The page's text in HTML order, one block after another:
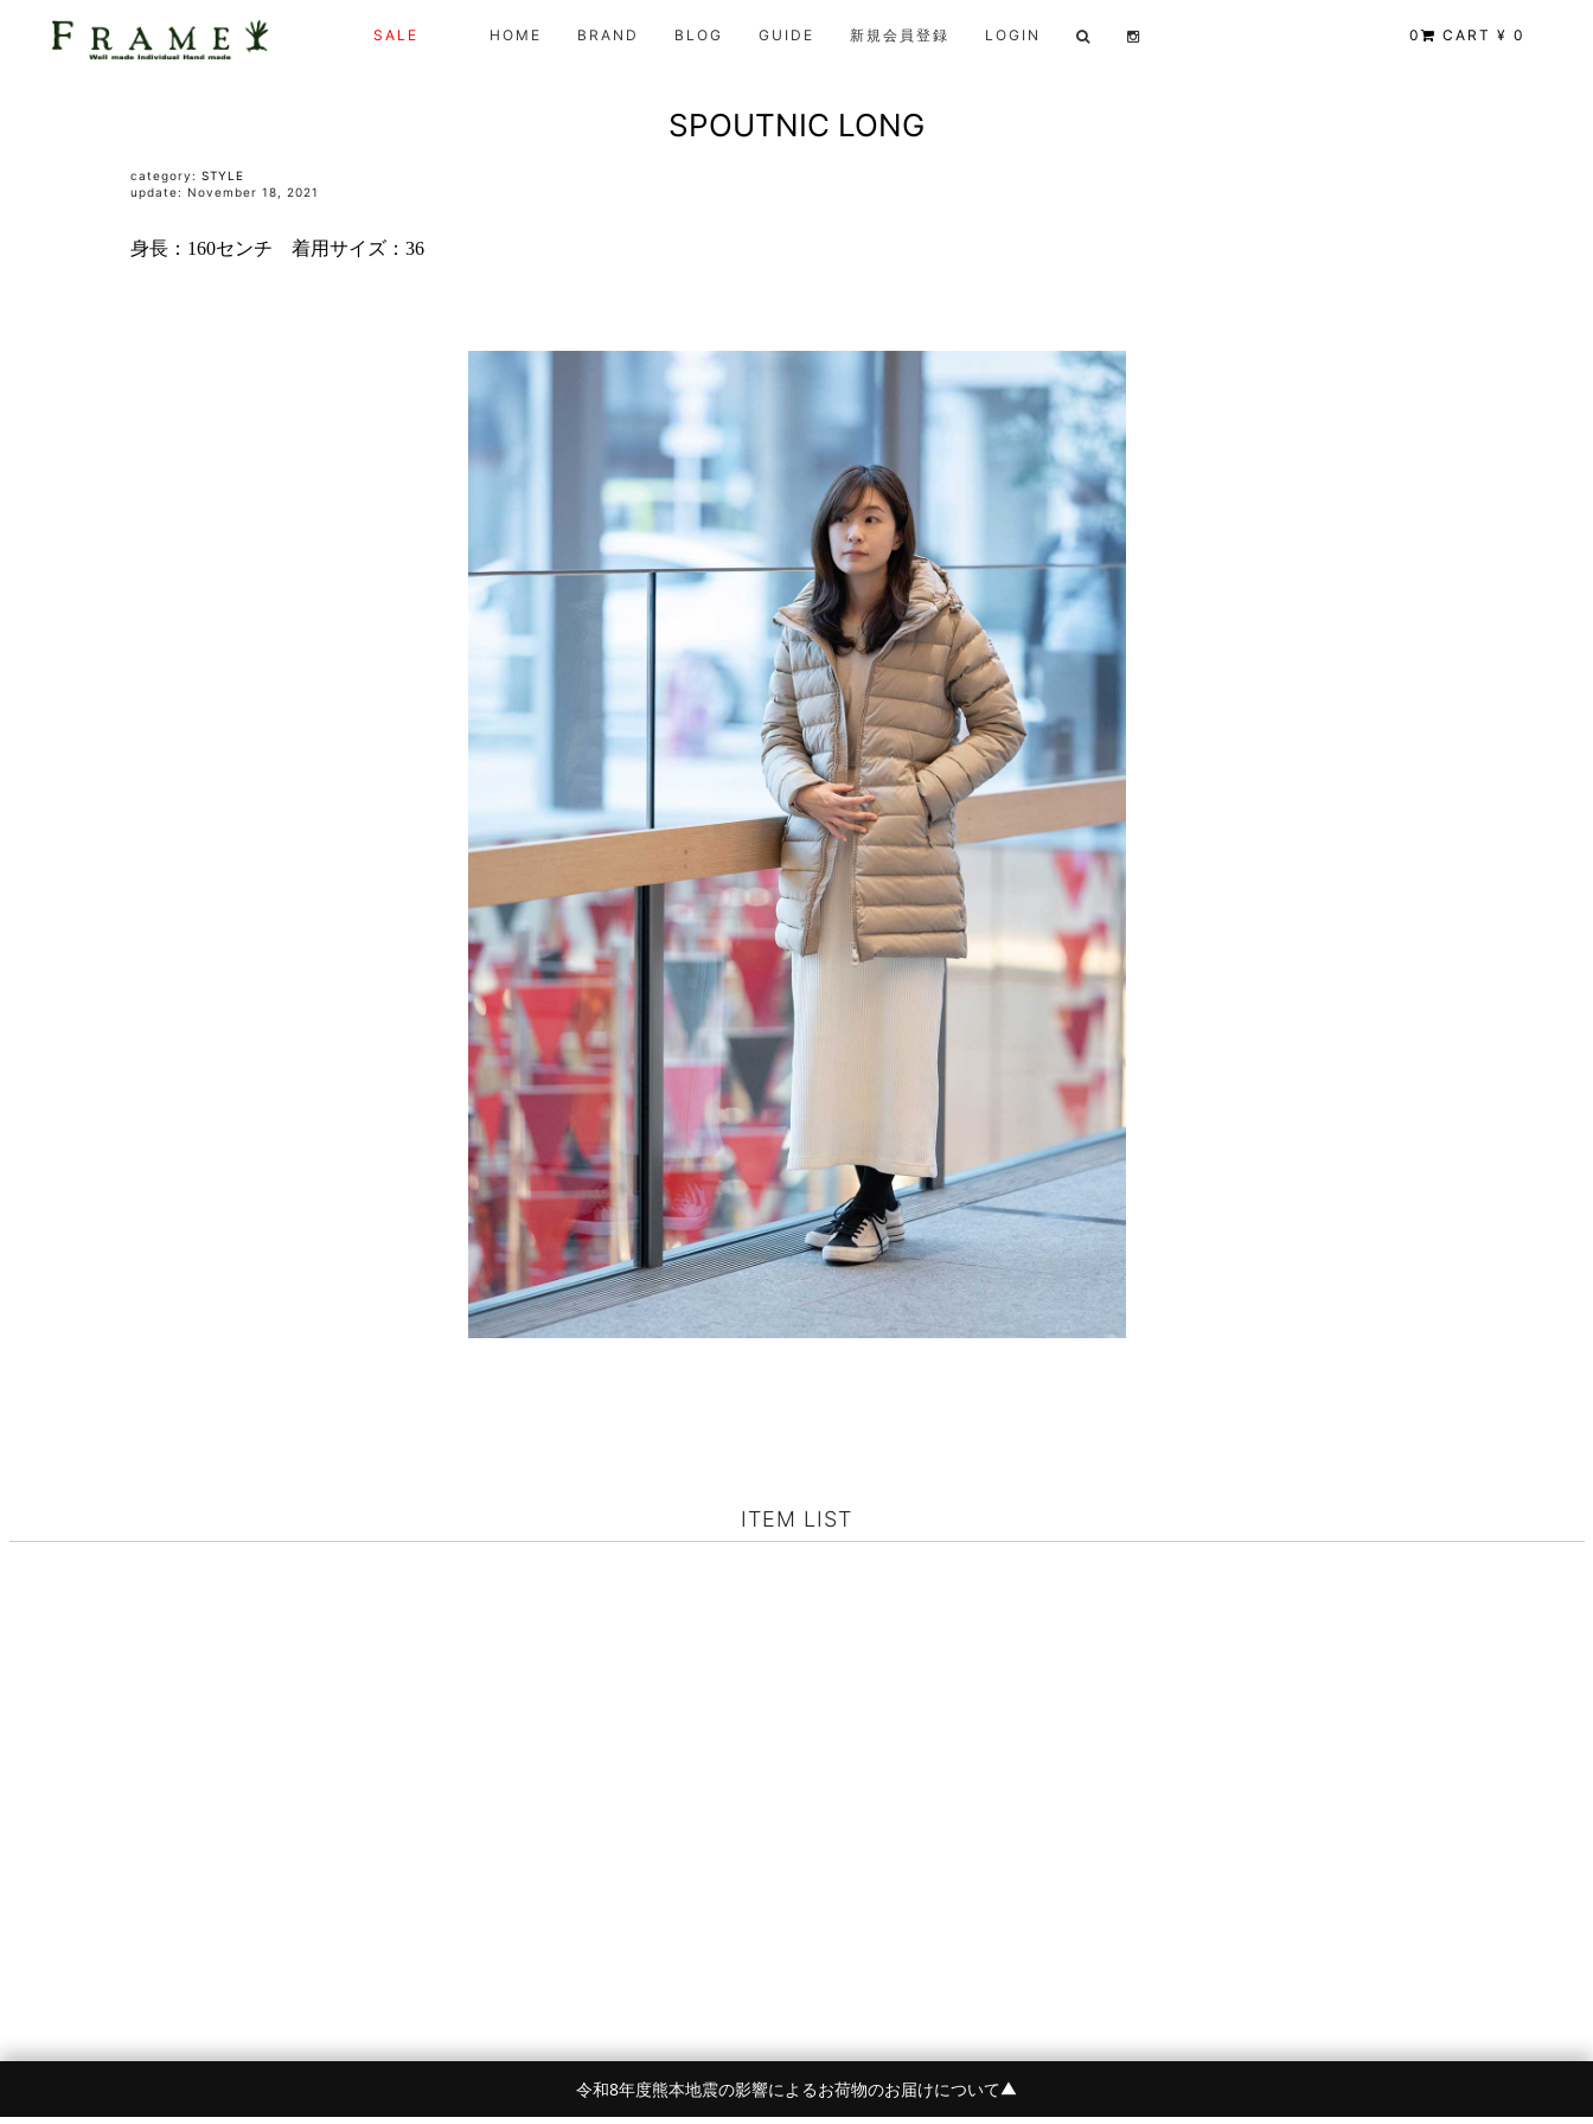
SALE HOME BRAND BLOG GUIDE 新規会員登録 LOGIN 0 CART ¥ 0
SPOUTNIC LONG
category: STYLE
update: November 18, 2021
身長：160センチ 着用サイズ：36
ITEM LIST
令和8年度熊本地震の影響によるお荷物のお届けについて▼